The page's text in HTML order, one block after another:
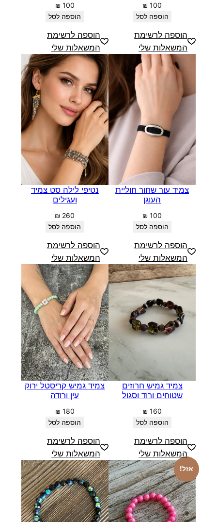
₪ 100
הוספה לסל
הוספה לרשימת
המשאלות שלי
₪ 100
הוספה לסל
הוספה לרשימת
המשאלות שלי
צמיד עור שחור חוליית
העוגן
₪ 100
הוספה לסל
הוספה לרשימת
המשאלות שלי
נטיפי לילה סט צמיד
ועגילים
₪ 260
הוספה לסל
הוספה לרשימת
המשאלות שלי
צמיד גמיש חרוזים
שטוחים ורוד וסגול
₪ 160
הוספה לסל
הוספה לרשימת
המשאלות שלי
צמיד גמיש קריסטל ירוק
עין ורודה
₪ 180
הוספה לסל
הוספה לרשימת
המשאלות שלי
אזל!